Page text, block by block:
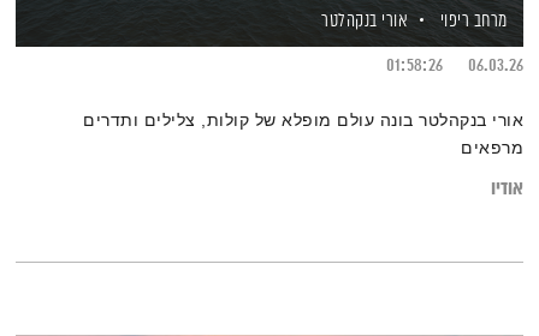
מרחב ריפוי
אורי בנקהלטר
06.03.26
01:58:26
אורי בנקהלטר בונה עולם מופלא של קולות, צלילים ותדרים
מרפאים
אודיו